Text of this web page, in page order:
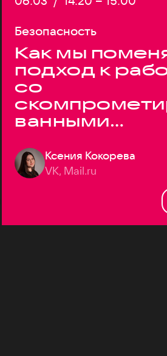
Безопасность
Как мы
подход к
со
ванными
Ксения Кокорева
VK, Mail.ru